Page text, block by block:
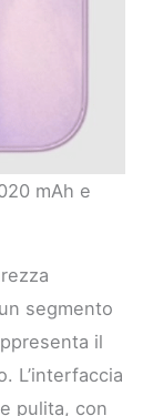
mAh e
segmento
il
L’interfaccia
pulita, con